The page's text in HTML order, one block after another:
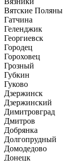
Вятские Поляны
Гатчина
Геленджик
Георгиевск
Городец
Гороховец
Грозный
Губкин
Гуково
Дзержинск
Дзержинский
Димитровград
Дмитров
Добрянка
Долгопрудный
Домодедово
Донецк